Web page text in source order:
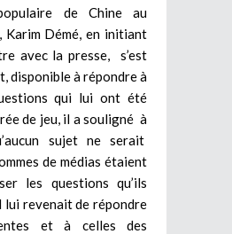
de Chine au
Karim Démé, en initiant
avec la presse, s’est
disponible à répondre à
qui lui ont été
de jeu, il a souligné à
sujet ne serait
de médias étaient
les questions qu’ils
revenait de répondre
et à celles des